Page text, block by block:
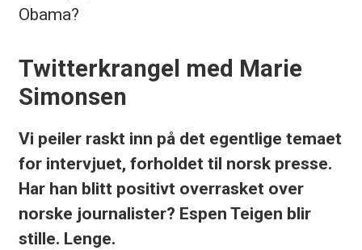
Obama?
Twitterkrangel med Marie
Simonsen
Vi peiler raskt inn på det egentlige temaet
for intervjuet, forholdet til norsk presse.
Har han blitt positivt overrasket over
norske journalister? Espen Teigen blir
stille. Lenge.